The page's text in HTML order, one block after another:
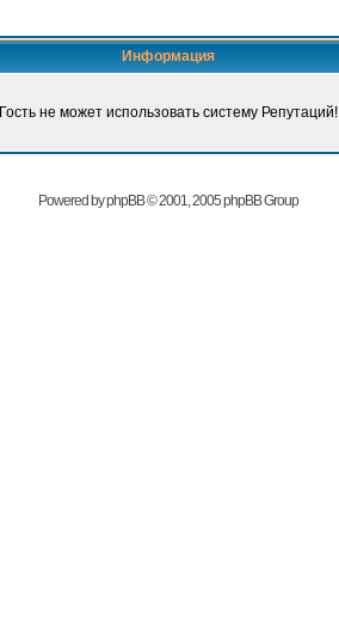
Информация
Гость не может использовать систему Репутаций!
Powered byphpBB© 2001, 2005 phpBB Group